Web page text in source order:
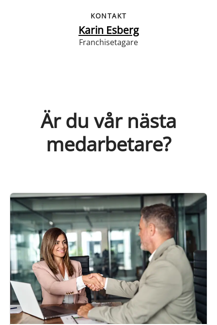
KONTAKT
Karin Esberg
Franchisetagare
Är du vår nästa
medarbetare?